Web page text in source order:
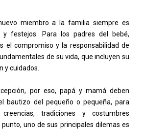
miembro a la familia siempre es
y festejos. Para los padres del bebé,
el compromiso y la responsabilidad de
de su vida, que incluyen su
y cuidados.
por eso, papá y mamá deben
bautizo del pequeño o pequeña, para
tradiciones y costumbres
uno de sus principales dilemas es